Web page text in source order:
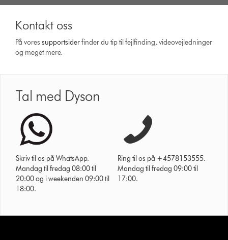
Kontakt oss
På voressupport­siderfinder du tip til fejlfinding, video­vejledninger
og meget mere.
Tal med Dyson
Skriv til os på WhatsApp.
Mandag til fredag 08:00 til
20:00 og i weekenden 09:00 til
18:00.
Ring til os på +4578153555.
Mandag til fredag 09:00 til
17:00.